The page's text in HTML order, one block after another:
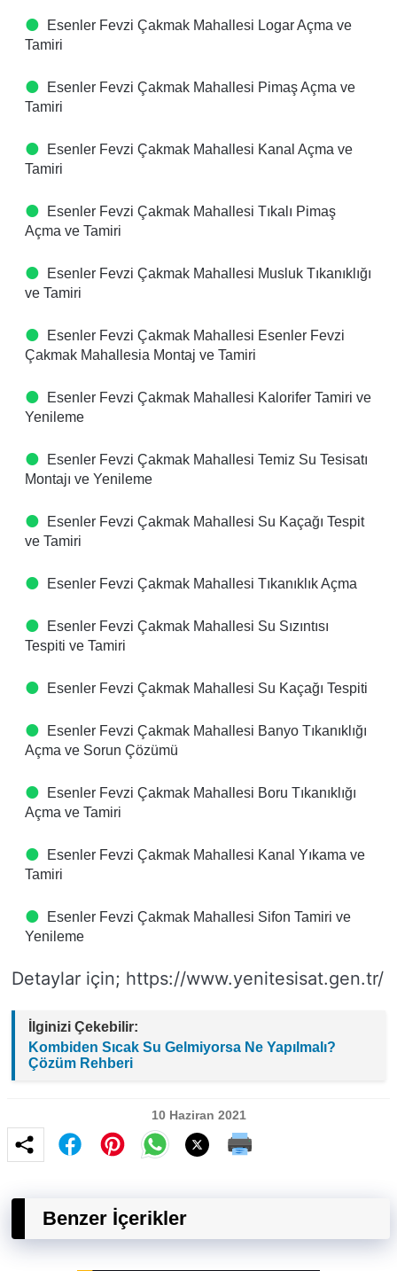
Esenler Fevzi Çakmak Mahallesi Logar Açma ve
Tamiri
Esenler Fevzi Çakmak Mahallesi Pimaş Açma ve
Tamiri
Esenler Fevzi Çakmak Mahallesi Kanal Açma ve
Tamiri
Esenler Fevzi Çakmak Mahallesi Tıkalı Pimaş
Açma ve Tamiri
Esenler Fevzi Çakmak Mahallesi Musluk Tıkanıklığı
ve Tamiri
Esenler Fevzi Çakmak Mahallesi Esenler Fevzi
Çakmak Mahallesia Montaj ve Tamiri
Esenler Fevzi Çakmak Mahallesi Kalorifer Tamiri ve
Yenileme
Esenler Fevzi Çakmak Mahallesi Temiz Su Tesisatı
Montajı ve Yenileme
Esenler Fevzi Çakmak Mahallesi Su Kaçağı Tespit
ve Tamiri
Esenler Fevzi Çakmak Mahallesi Tıkanıklık Açma
Esenler Fevzi Çakmak Mahallesi Su Sızıntısı
Tespiti ve Tamiri
Esenler Fevzi Çakmak Mahallesi Su Kaçağı Tespiti
Esenler Fevzi Çakmak Mahallesi Banyo Tıkanıklığı
Açma ve Sorun Çözümü
Esenler Fevzi Çakmak Mahallesi Boru Tıkanıklığı
Açma ve Tamiri
Esenler Fevzi Çakmak Mahallesi Kanal Yıkama ve
Tamiri
Esenler Fevzi Çakmak Mahallesi Sifon Tamiri ve
Yenileme
Detaylar için; https://www.yenitesisat.gen.tr/
İlginizi Çekebilir:
Kombiden Sıcak Su Gelmiyorsa Ne Yapılmalı?
Çözüm Rehberi
10 Haziran 2021
Benzer İçerikler